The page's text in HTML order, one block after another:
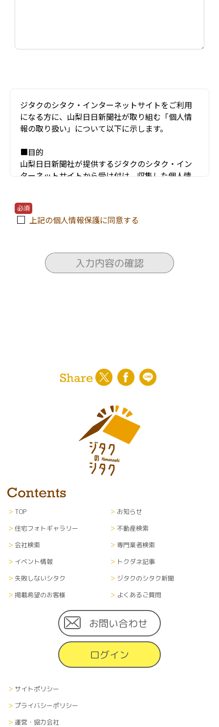
ジタクのシタク・インターネットサイトをご利用
になる方に、山梨日日新聞社が取り組む「個人情
報の取り扱い」について以下に示します。
■目的
山梨日日新聞社が提供するジタクのシタク・イン
ターネットサイトから受け付け、収集した個人情
し、他の目的には使用しません。
〇当サービスの安全な運営に必要な不正対策
〇当サービスの改善・新規開発
解析、分析、マーケティング、統計データの作成
〇当社が編集・発行運営する新聞紙面、ウェブサ
※なお、上記サービスの提供は、退会により中止
することが出来ます。
利用者のプライバシー保護のため、利用者の了解
を得ることなく第三者に開示することはありませ
当サイトにて収集した個人情報（あらゆる媒体形
式全て）については、当社内に管理責任者を置
き、漏洩や流出、改ざん等のないよう適切に管理
し、継続的に運営します。また、登録者がサイト掲
載住宅会社に対して個人情報を渡した場合、個人
情報の取扱に関しては、各企業の方針に準じます。
■情報の削除、破棄及び変更について
当サイトにて収集した利用者の個人情報（あらゆ
る媒体形式すべて）は、本人の申し出により、本人
に関する情報のすべてまたは一部を削除、破棄また
は変更できるものとします。その際、申し出者の本
人確認を、当社が指定する方法で行います。
利用者が当サイトを利用するために必要な通信費
や接続料などの費用の一切は、利用者の負担とし
必須
上記の個人情報保護に同意する
入力内容の確認
TOP
お知らせ
住宅フォトギャラリー
不動産検索
会社検索
専門業者検索
イベント情報
トクダネ記事
失敗しないシタク
ジタクのシタク新聞
掲載希望のお客様
よくあるご質問
お問い合わせ
ログイン
サイトポリシー
プライバシーポリシー
運営・協力会社